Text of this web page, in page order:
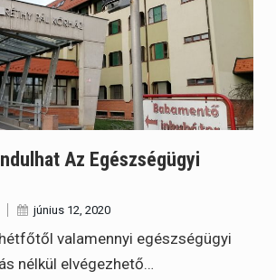
Az Egészségügyi
június 12, 2020
valamennyi egészségügyi
nélkül elvégezhető…